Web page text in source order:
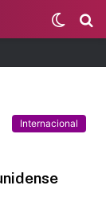
Switch
skin
Internacional